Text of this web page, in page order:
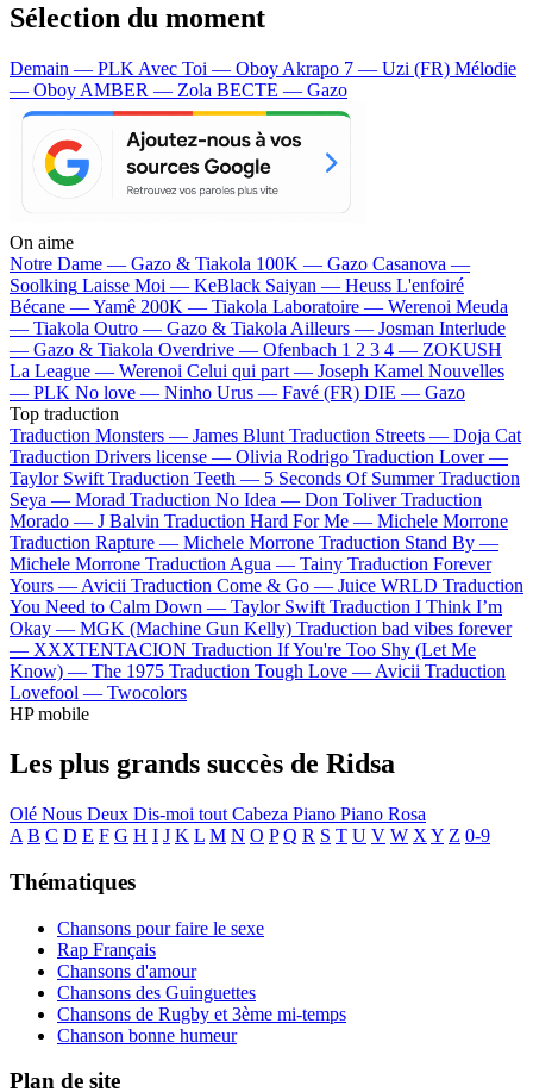
Sélection du moment
Demain — PLK Avec Toi — Oboy Akrapo 7 — Uzi (FR) Mélodie
— Oboy AMBER — Zola BECTE — Gazo
On aime
Notre Dame — Gazo & Tiakola 100K — Gazo Casanova —
Soolking Laisse Moi — KeBlack Saiyan — Heuss L'enfoiré
Bécane —Yamê 200K — Tiakola Laboratoire — Werenoi Meuda
— Tiakola Outro — Gazo & Tiakola Ailleurs — Josman Interlude
— Gazo & Tiakola Overdrive — Ofenbach 1 2 3 4 — ZOKUSH
La League — Werenoi Celui qui part — Joseph Kamel Nouvelles
— PLK No love — Ninho Urus — Favé (FR) DIE — Gazo
Top traduction
Traduction Monsters — James Blunt Traduction Streets — Doja Cat
Traduction Drivers license — Olivia Rodrigo Traduction Lover —
Taylor Swift Traduction Teeth — 5 Seconds Of Summer Traduction
Seya — Morad Traduction No Idea — Don Toliver Traduction
Morado — J Balvin Traduction Hard For Me — Michele Morrone
Traduction Rapture — Michele Morrone Traduction Stand By —
Michele Morrone Traduction Agua — Tainy Traduction Forever
Yours — Avicii Traduction Come & Go — Juice WRLD Traduction
You Need to Calm Down — Taylor Swift Traduction I Think I’m
Okay — MGK (Machine Gun Kelly) Traduction bad vibes forever
— XXXTENTACION Traduction If You're Too Shy (Let Me
Know) — The 1975 Traduction Tough Love — Avicii Traduction
Lovefool — Twocolors
HP mobile
Les plus grands succès de Ridsa
Olé Nous Deux Dis-moi tout Cabeza Piano Piano Rosa
A B C D E F G H I J K L M N O P Q R S T U V W X Y Z 0-9
Thématiques
Chansons pour faire le sexe
Rap Français
Chansons d'amour
Chansons des Guinguettes
Chansons de Rugby et 3ème mi-temps
Chanson bonne humeur
Plan de site